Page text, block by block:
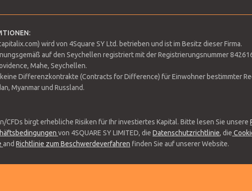
wird von 4Square SY Ltd. betrieben und ist im Besitz dieser Firma.
auf den Seychellen registriert mit der Registrierungsnummer
Mahe, Seychellen.
Differenzkontrakte (Contracts for Difference) für Einwohner bestimmter
Myanmar und Russland.
CFDs birgt erhebliche Risiken für Ihr investiertes Kapital. Bitte lesen Sie unsere
von 4SQUARE SY LIMITED, die Datenschutzrichtlinie, die
and Richtlinie zum Beschwerdeverfahren finden Sie auf unserer Website.